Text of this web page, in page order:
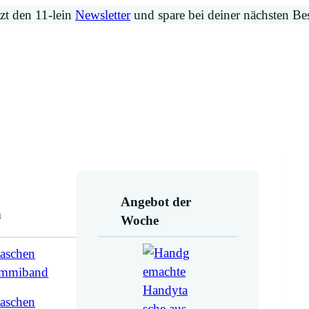
den 11-lein Newsletterund spare bei deiner nächsten
Angebot der
Woche